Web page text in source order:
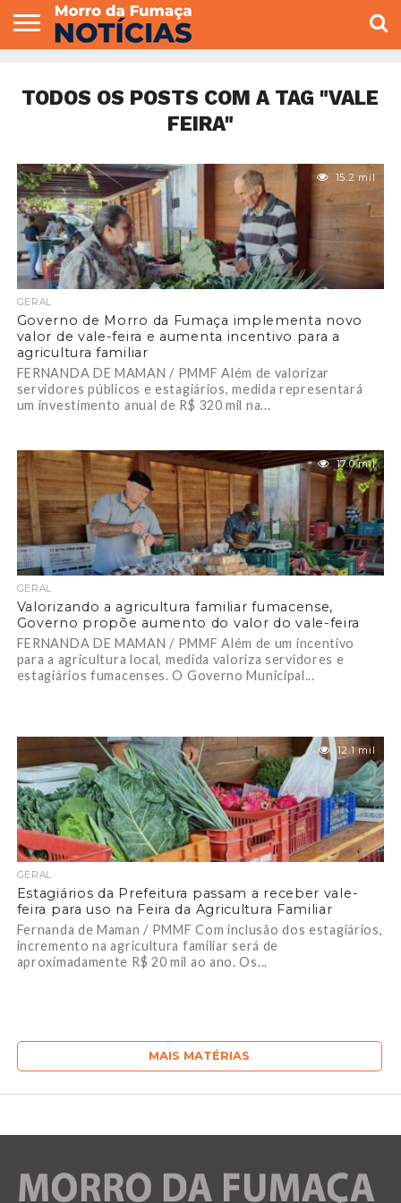
VEREADORES
TODOS OS POSTS COM A TAG "VALE
FEIRA"
15.2 mil
GERAL
Governo de Morro da Fumaça implementa novo
valor de vale-feira e aumenta incentivo para a
agricultura familiar
FERNANDA DE MAMAN / PMMF Além de valorizar
servidores públicos e estagiários, medida representará
um investimento anual de R$ 320 mil na...
17.0 mil
GERAL
Valorizando a agricultura familiar fumacense,
Governo propõe aumento do valor do vale-feira
FERNANDA DE MAMAN / PMMF Além de um incentivo
para a agricultura local, medida valoriza servidores e
estagiários fumacenses. O Governo Municipal...
12.1 mil
GERAL
Estagiários da Prefeitura passam a receber vale-
feira para uso na Feira da Agricultura Familiar
Fernanda de Maman / PMMF Com inclusão dos estagiários,
incremento na agricultura familiar será de
aproximadamente R$ 20 mil ao ano. Os...
MAIS MATÉRIAS